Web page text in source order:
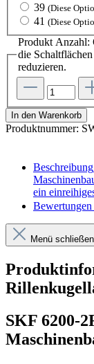
39 (Diese
41 (Diese
Produkt Anzahl:
die
reduzieren.
In den Warenkorb
Produktnummer:
Beschreibung
ein
Bewertungen
Menü schließen
SKF 6200-